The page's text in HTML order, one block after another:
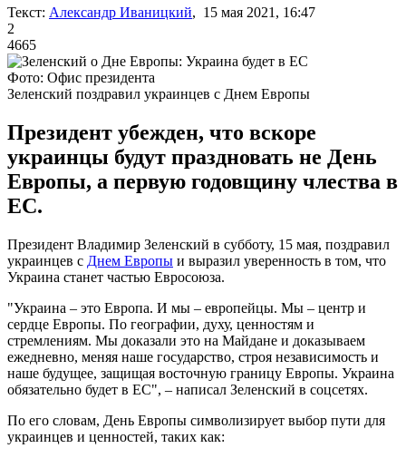
Текст: Александр Иваницкий, 15 мая 2021, 16:47
2
4665
Фото: Офис президента
Зеленский поздравил украинцев с Днем Европы
Президент убежден, что вскоре
украинцы будут праздновать не День
Европы, а первую годовщину члества в
ЕС.
Президент Владимир Зеленский в субботу, 15 мая, поздравил
украинцев с Днем Европы и выразил уверенность в том, что
Украина станет частью Евросоюза.
"Украина – это Европа. И мы – европейцы. Мы – центр и
сердце Европы. По географии, духу, ценностям и
стремлениям. Мы доказали это на Майдане и доказываем
ежедневно, меняя наше государство, строя независимость и
наше будущее, защищая восточную границу Европы. Украина
обязательно будет в ЕС", – написал Зеленский в соцсетях.
По его словам, День Европы символизирует выбор пути для
украинцев и ценностей, таких как: